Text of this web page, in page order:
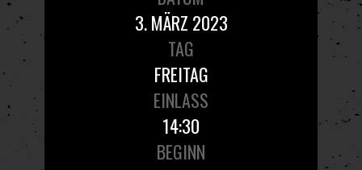
3. MÄRZ 2023
TAG
FREITAG
EINLASS
14:30
BEGINN